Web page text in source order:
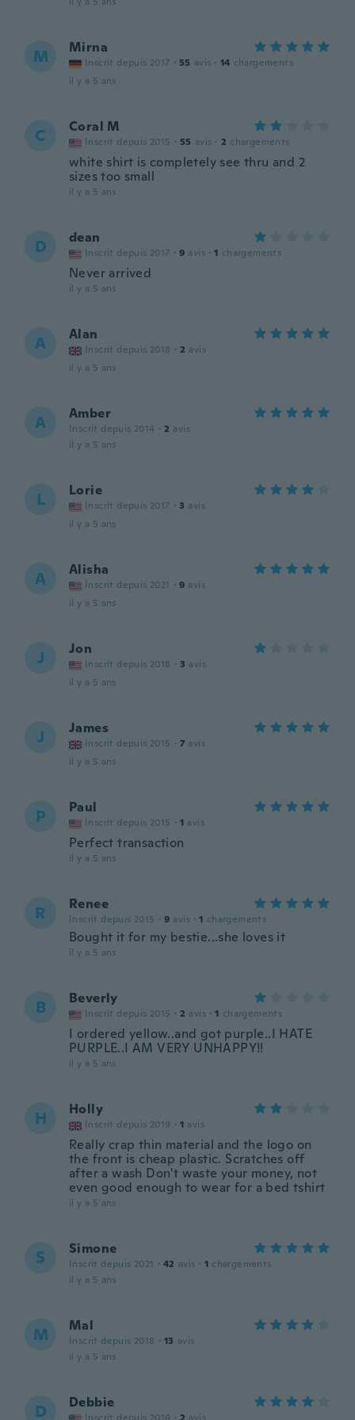
M Mirna
Inscrit depuis 2017 · 55 avis · 14 chargements
il y a 5 ans
C Coral M
Inscrit depuis 2015 · 55 avis · 2 chargements
white shirt is completely see thru and 2
sizes too small
il y a 5 ans
D dean
Inscrit depuis 2017 · 9 avis · 1 chargements
Never arrived
il y a 5 ans
A Alan
Inscrit depuis 2018 · 2 avis
il y a 5 ans
A Amber
Inscrit depuis 2014 · 2 avis
il y a 5 ans
L Lorie
Inscrit depuis 2017 · 3 avis
il y a 5 ans
A Alisha
Inscrit depuis 2021 · 9 avis
il y a 5 ans
J Jon
Inscrit depuis 2018 · 3 avis
il y a 5 ans
J James
Inscrit depuis 2015 · 7 avis
il y a 5 ans
P Paul
Inscrit depuis 2015 · 1 avis
Perfect transaction
il y a 5 ans
R Renee
Inscrit depuis 2015 · 9 avis · 1 chargements
Bought it for my bestie...she loves it
il y a 5 ans
B Beverly
Inscrit depuis 2015 · 2 avis · 1 chargements
I ordered yellow..and got purple..I HATE
PURPLE..I AM VERY UNHAPPY!!
il y a 5 ans
H Holly
Inscrit depuis 2019 · 1 avis
Really crap thin material and the logo on
the front is cheap plastic. Scratches off
after a wash Don't waste your money, not
even good enough to wear for a bed tshirt
il y a 5 ans
S Simone
Inscrit depuis 2021 · 42 avis · 1 chargements
il y a 5 ans
M Mal
Inscrit depuis 2018 · 13 avis
il y a 5 ans
D Debbie